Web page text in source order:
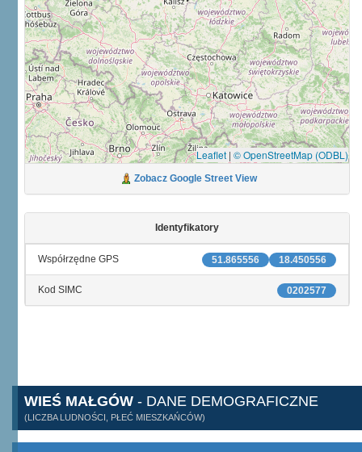
Leaflet | © OpenStreetMap (ODBL)
Zobacz Google Street View
Identyfikatory
18.450556
51.865556
Współrzędne GPS
0202577
Kod SIMC
WIEŚ MAŁGÓW - DANE DEMOGRAFICZNE
(LICZBA LUDNOŚCI, PŁEĆ MIESZKAŃCÓW)